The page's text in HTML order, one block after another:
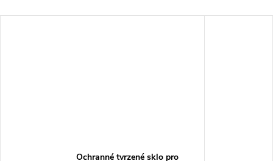
Ochranné tvrzené sklo pro